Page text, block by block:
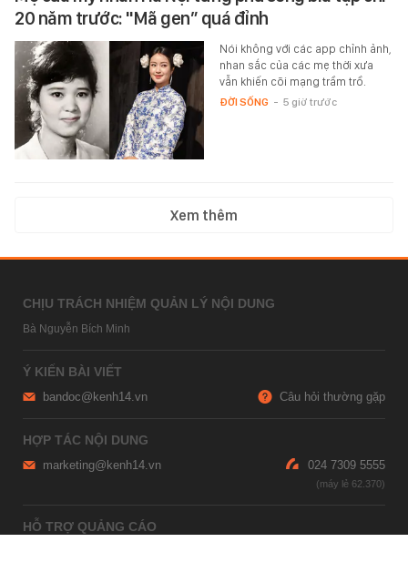
20 năm trước: "Mã gen” quá đỉnh
Nói không với các app chỉnh ảnh,
nhan sắc của các mẹ thời xưa
vẫn khiến cõi mạng trầm trồ.
ĐỜI SỐNG - 5 giờ trước
Xem thêm
CHỊU TRÁCH NHIỆM QUẢN LÝ NỘI DUNG
Bà Nguyễn Bích Minh
Ý KIẾN BÀI VIẾT
bandoc@kenh14.vn Câu hỏi thường gặp
HỢP TÁC NỘI DUNG
marketing@kenh14.vn 024 7309 5555
HỖ TRỢ QUẢNG CÁO